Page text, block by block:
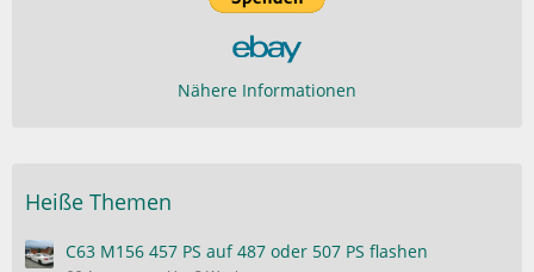
Nähere Informationen
Heiße Themen
C63 M156 457 PS auf 487 oder 507 PS flashen